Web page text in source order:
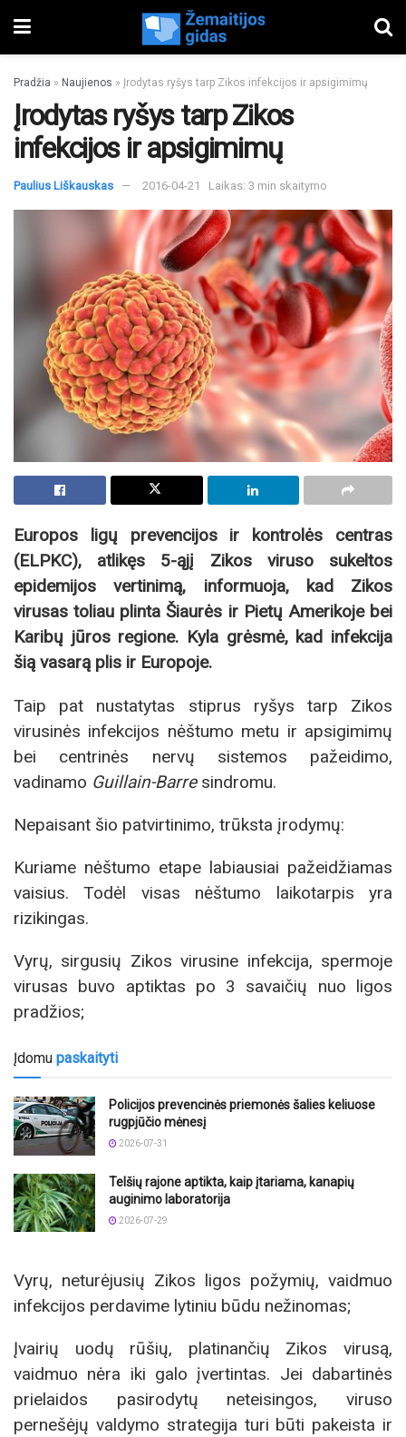
Pradžia » Naujienos » Įrodytas ryšys tarp Zikos infekcijos ir apsigimimų
Įrodytas ryšys tarp Zikos
infekcijos ir apsigimimų
Paulius Liškauskas 2016-04-21 Laikas: 3 min skaitymo
Europos ligų prevencijos ir kontrolės centras
(ELPKC), atlikęs 5-ąjį Zikos viruso sukeltos
epidemijos vertinimą, informuoja, kad Zikos
virusas toliau plinta Šiaurės ir Pietų Amerikoje bei
Karibų jūros regione. Kyla grėsmė, kad infekcija
šią vasarą plis ir Europoje.
Taip pat nustatytas stiprus ryšys tarp Zikos
virusinės infekcijos nėštumo metu ir apsigimimų
bei centrinės nervų sistemos pažeidimo,
vadinamo Guillain-Barre sindromu.
Nepaisant šio patvirtinimo, trūksta įrodymų:
Kuriame nėštumo etape labiausiai pažeidžiamas
vaisius. Todėl visas nėštumo laikotarpis yra
rizikingas.
Vyrų, sirgusių Zikos virusine infekcija, spermoje
virusas buvo aptiktas po 3 savaičių nuo ligos
pradžios;
Įdomu paskaityti
Policijos prevencinės priemonės šalies keliuose
rugpjūčio mėnesį
2026-07-31
Telšių rajone aptikta, kaip įtariama, kanapių
auginimo laboratorija
2026-07-29
Vyrų, neturėjusių Zikos ligos požymių, vaidmuo
infekcijos perdavime lytiniu būdu nežinomas;
Įvairių uodų rūšių, platinančių Zikos virusą,
vaidmuo nėra iki galo įvertintas. Jei dabartinės
prielaidos pasirodytų neteisingos, viruso
pernešėjų valdymo strategija turi būti pakeista ir